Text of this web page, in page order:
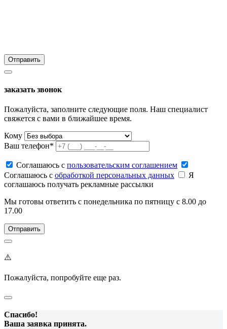
заказать звонок
Пожалуйста, заполните следующие поля. Наш специалист
свяжется с вами в ближайшее время.
Кому
Ваш телефон*
Соглашаюсь c пользовательским соглашением
Соглашаюсь c обработкой персональных данных
Я
соглашаюсь получать рекламные рассылки
Мы готовы ответить с понедельника по пятницу с 8.00 до
17.00
⚠️
Пожалуйста, попробуйте еще раз.
Спасибо!
Ваша заявка принята.